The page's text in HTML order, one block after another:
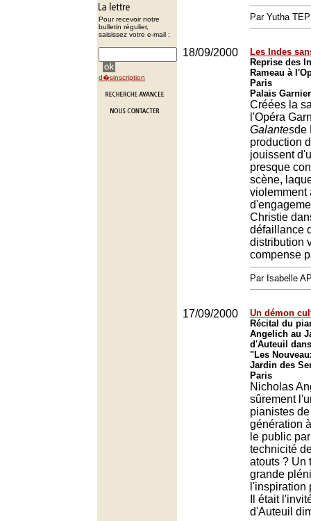
Pour recevoir notre
bulletin régulier,
saisissez votre e-mail :
d�sinscription
Par Yutha TEP
18/09/2000
Les Indes
Reprise des
Rameau à
Paris
Palais
Créées la
l'Opéra
Galantesde
production
jouissent
presque
scène,
violemment
Christie
défaillance
distribution
compense
Par Isabelle
17/09/2000
Un démon
Récital du
Angelich au
d'Auteuil
"Les
Jardin des
Paris
Nicholas
sûrement
pianistes
génération
le public
technicité
atouts ? Un
grande
l'inspiration
Il était
d'Auteuil